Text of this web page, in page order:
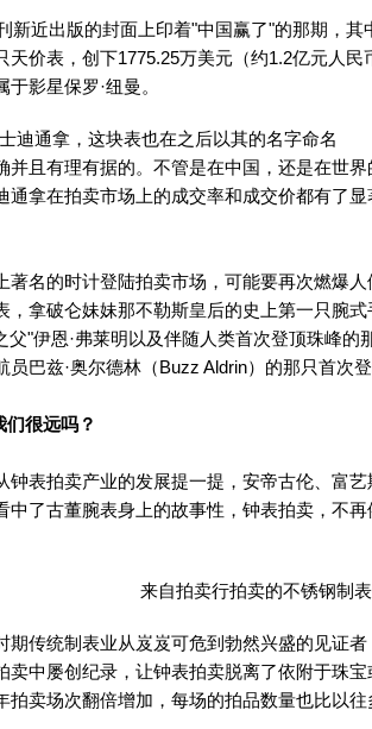
新近出版的封面上印着"中国赢了"的那期，
天价表，创下1775.25万美元（约1.2亿元人
影星保罗·纽曼。
迪通拿，这块表也在之后以其的名字命名
并且有理有据的。不管是在中国，还是在世
通拿在拍卖市场上的成交率和成交价都有了
的时计登陆拍卖市场，可能要再次燃爆人
，拿破仑妹妹那不勒斯皇后的史上第一只腕
父"伊恩·弗莱明以及伴随人类首次登顶珠峰的
员巴兹·奥尔德林（Buzz Aldrin）的那只首
很远吗？
表拍卖产业的发展提一提，安帝古伦、富艺
中了古董腕表身上的故事性，钟表拍卖，不
来自拍卖行拍卖的不锈钢制
传统制表业从岌岌可危到勃然兴盛的见证者
卖中屡创纪录，让钟表拍卖脱离了依附于珠
卖场次翻倍增加，每场的拍品数量也比以往